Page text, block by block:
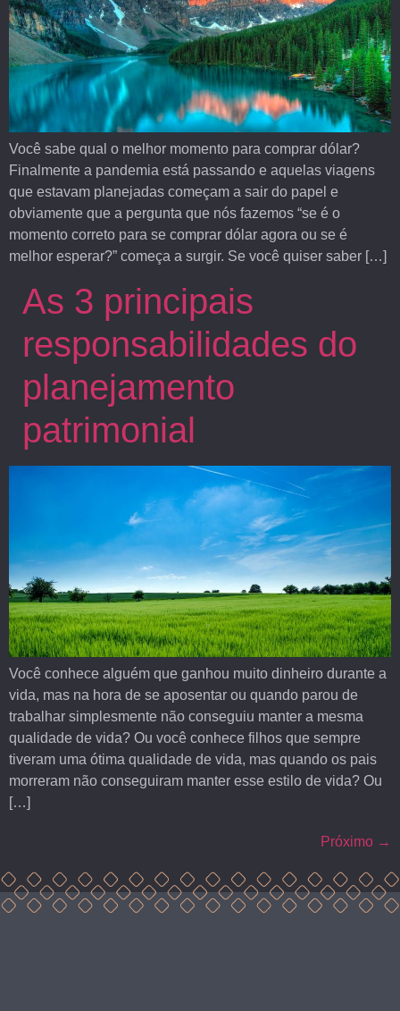
Você sabe qual o melhor momento para comprar dólar?
Finalmente a pandemia está passando e aquelas viagens
que estavam planejadas começam a sair do papel e
obviamente que a pergunta que nós fazemos “se é o
momento correto para se comprar dólar agora ou se é
melhor esperar?” começa a surgir. Se você quiser saber […]
As 3 principais
responsabilidades do
planejamento
patrimonial
Você conhece alguém que ganhou muito dinheiro durante a
vida, mas na hora de se aposentar ou quando parou de
trabalhar simplesmente não conseguiu manter a mesma
qualidade de vida? Ou você conhece filhos que sempre
tiveram uma ótima qualidade de vida, mas quando os pais
morreram não conseguiram manter esse estilo de vida? Ou
[…]
Próximo →